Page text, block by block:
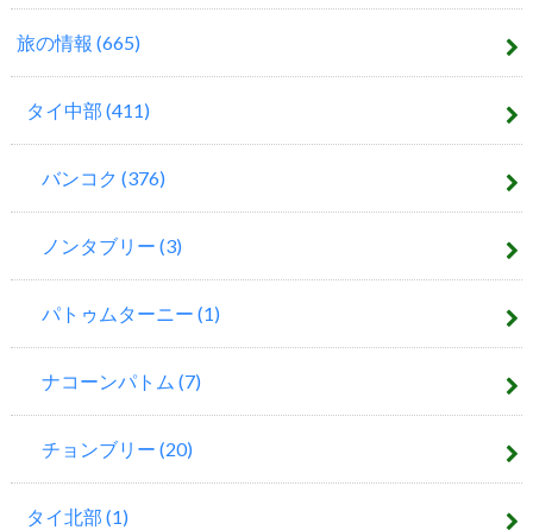
旅の情報 (665)
タイ中部 (411)
バンコク (376)
ノンタブリー (3)
パトゥムターニー (1)
ナコーンパトム (7)
チョンブリー (20)
タイ北部 (1)